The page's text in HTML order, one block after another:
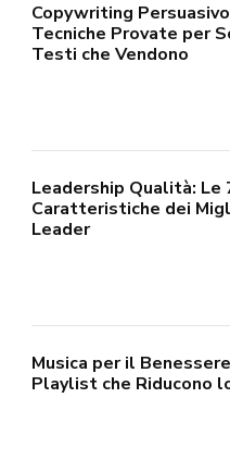
Copywriting
Tecniche Provate per
Testi che Vendono
Leadership Qualità: Le
Caratteristiche dei
Leader
Musica per il
Playlist che Riducono